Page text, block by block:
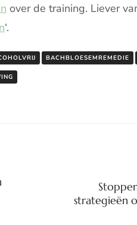
over de training. Liever
‘.
BACHBLOESEMREMEDIE
strategieën